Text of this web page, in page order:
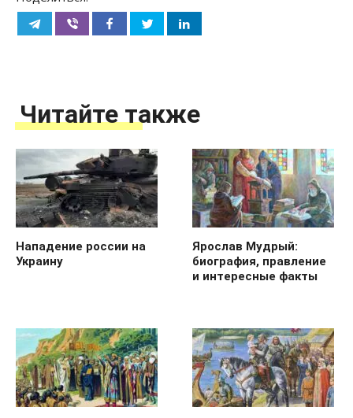
Читайте также
Нападение россии на
Украину
Ярослав Мудрый:
биография, правление
и интересные факты